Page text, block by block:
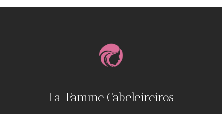
La' Famme Cabeleireiros